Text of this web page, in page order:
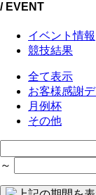
/ EVENT
イベント情報
競技結果
全て表示
お客様感謝
月例杯
その他
～